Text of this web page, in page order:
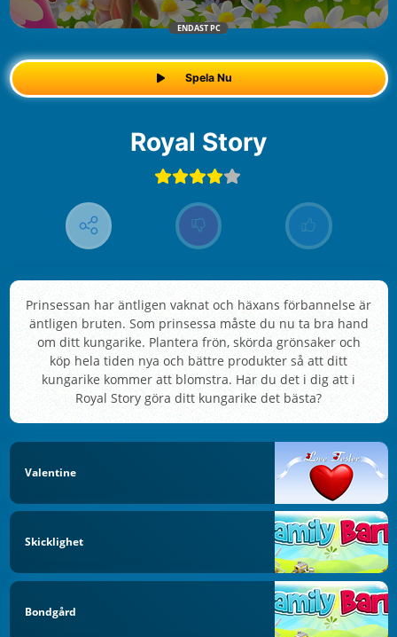
ENDAST PC
Spela Nu
Royal Story
Prinsessan har äntligen vaknat och häxans förbannelse är
äntligen bruten. Som prinsessa måste du nu ta bra hand
om ditt kungarike. Plantera frön, skörda grönsaker och
köp hela tiden nya och bättre produkter så att ditt
kungarike kommer att blomstra. Har du det i dig att i
Royal Story göra ditt kungarike det bästa?
Valentine
Skicklighet
Bondgård